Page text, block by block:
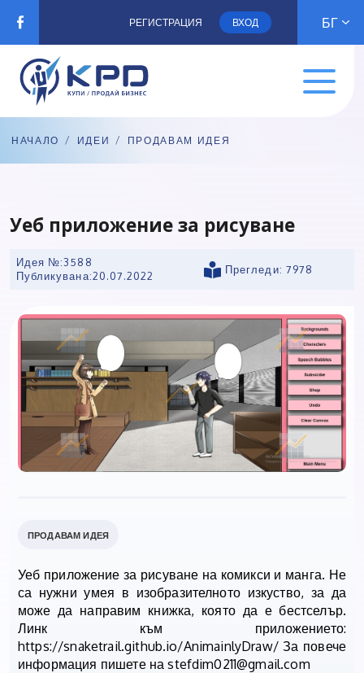
РЕГИСТРАЦИЯ ВХОД БГ
НАЧАЛО / ИДЕИ / ПРОДАВАМ ИДЕЯ
Уеб приложение за рисуване
Идея №:3588
Публикувана:20.07.2022
Прегледи: 7978
ПРОДАВАМ ИДЕЯ
Уеб приложение за рисуване на комикси и манга. Не
са нужни умея в изобразителното изкуство, за да
може да направим книжка, която да е бестселър.
Линк към приложението:
https://snaketrail.github.io/AnimainlyDraw/ За повече
информация пишете наstefdim0211@gmail.com